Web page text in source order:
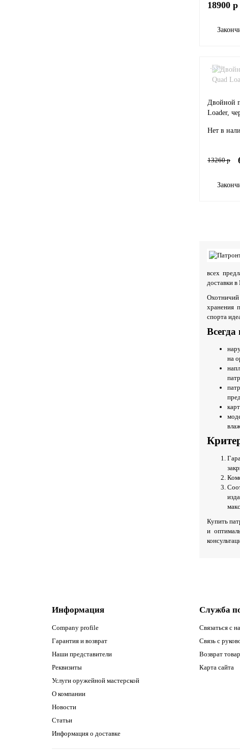
18900 р
-53%
Двойной
Loader,
Нет в
13260 р
всех
доставки
Охотничий
хранения
спорта
Всегда
на
Купить
и
Информация
Company profile
Гарантия и возврат
Наши представители
Реквизиты
Услуги оружейной мастерской
О компании
Новости
Статьи
Информация о доставке
Служба
Связаться с
Связь с
Возврат
Карта сайта